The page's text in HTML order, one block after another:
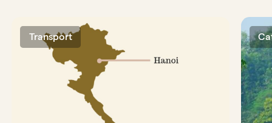
Transport